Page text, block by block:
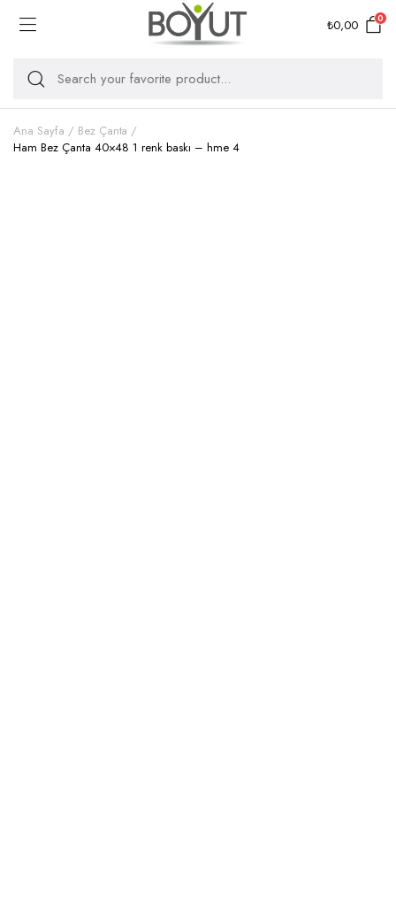
₺0,00 0
Ana Sayfa
Bez Çanta
Ham Bez Çanta 40×48 1 renk baskı – hme 4